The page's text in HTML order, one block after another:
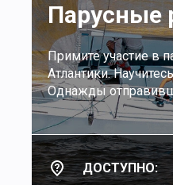
Парусные
Примите участие в
Атлантики.
Однажды
ДОСТУПНО: